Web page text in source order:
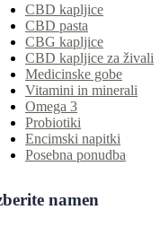
CBD kapljice
CBD pasta
CBG kapljice
CBD kapljice za živali
Medicinske gobe
Vitamini in minerali
Omega 3
Probiotiki
Encimski napitki
Posebna ponudba
namen